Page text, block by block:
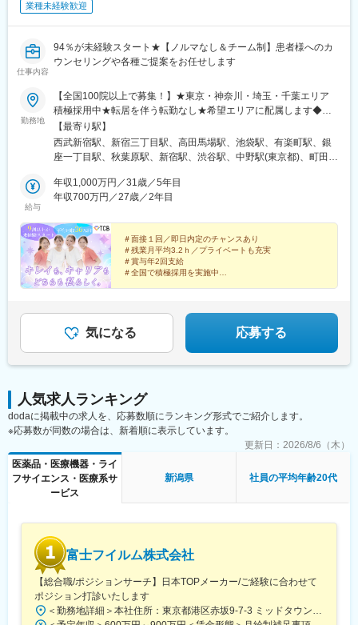
業種未経験歓迎
仕事内容
94％が未経験スタート★【ノルマなし＆チーム制】患者様へのカ
ウンセリングや各種ご提案をお任せします
勤務地
【全国100院以上で募集！】★東京・神奈川・埼玉・千葉エリア
積極採用中★転居を伴う転勤なし★希望エリアに配属します◆ク
リニック一覧＜全国100院以上展開＞【北海道・東北】旭川駅前
院、青森院、盛岡院、秋田院、山形院、仙台駅前院、福島院、郡
山院 など【関東】新宿東口院、池袋駅前院、品川院、秋葉原
横浜院、大宮東口院、水戸院、つくば院、宇都宮院、高崎院、前
橋院 など【中部】名古屋駅前院 、名古屋栄院、金山院、岐阜
院、長野院、松本院、山梨甲府駅前院 など【近畿】梅田大阪駅
前院、大阪阪急梅田駅前院、枚方院、天王寺院、堺院、なんば
院、心斎橋院、京都駅前院、奈良院、和歌山院、四日市院 など
【中四国】広島院、福山院、松山院、高松院、高知院、徳島院、
松江院、周南徳山駅ビル院 など【九州・沖縄】小倉院、佐賀
煙対策】屋内原則禁煙
【最寄り駅】
西武新宿駅、新宿三丁目駅、高田馬場駅、池袋駅、有楽町駅、銀
座一丁目駅、秋葉原駅、新宿駅、渋谷駅、中野駅(東京都)、町田
浜駅、横浜駅、川崎駅、藤沢駅、本厚木駅、大宮駅(埼玉県)、川口
駅、川越駅、南越谷駅、宇都宮駅、水戸駅、つくば駅、千葉駅、
駅、さっぽろ駅、あおば通駅、福島駅(福島県)、郡山駅(福島県)、
青森駅、盛岡駅、山形駅、秋田駅、矢場町駅、近鉄名古屋駅、金
山駅(愛知県)、豊田市駅、駅前大通駅、名鉄岐阜駅、静岡駅、新浜
松駅、三島広小路駅、長野駅、松本駅、北鉄金沢駅、新潟駅、近
鉄四日市駅、電鉄富山駅、福井駅、甲府駅、東梅田駅、大阪難波
前駅、西梅田駅、心斎橋駅、京都駅、烏丸駅、三ノ宮駅、姫路
駅、近鉄奈良駅、和歌山駅、草津駅(滋賀県)、徳山駅、立町駅、福
山駅、松江駅、片原町駅(香川県)、松山市駅、蓮池町通駅、徳島
院下駅、東池袋駅、日比谷駅、銀座駅、岩本町駅、立川駅、京王
八王子駅、高輪台駅、奥沢駅、神奈川駅、平沼橋駅、京急川崎
駅、石上駅、新越谷駅、宇都宮駅東口駅、新千葉駅、栄町駅(千葉
県)、船橋駅、札幌駅、仙台駅(地下鉄)、曽根田駅、栄駅(愛知県)、
名古屋駅、西高蔵駅、新豊田駅、新豊橋駅、岐阜駅、新静岡駅、
浜松駅、三島田町駅、市役所前駅(長野県)、金沢駅、あすなろう四
日市駅、電鉄富山駅・エスタ前駅、福井駅(福井県)、大阪梅田駅
(阪神線)、なんば駅(地下鉄)、高槻駅、梅田駅(地下鉄)、宮之阪
島県)、高松築港駅、高知橋駅、眉山ロープウェイ山麓駅、天神
駅、小倉駅(福岡県)、東比恵駅、鹿児島中央駅、水道町駅、五島町
駅、旭橋駅、西早稲田駅、末広町駅(東京都)、立川南駅、高輪ゲー
トウェイ駅、九品仏駅、新高島駅、東宿郷駅、葭川公園駅、大神
宮下駅、大通駅、仙台駅、栄町駅(愛知県)、国際センター駅、日吉
町駅、第一通り駅、三島駅、七ツ屋駅、富山駅、福井城址大名町
給与
年収1,000万円／31歳／5年目
年収700万円／27歳／2年目
＃面接１回／即日内定のチャンスあり
＃残業月平均3.2ｈ／プライベートも充実
＃賞与年2回支給
＃全国で積極採用を実施中
スよく実現できます！
気になる 応募する
人気求人ランキング
dodaに掲載中の求人を、応募数順にランキング形式でご紹介します。
※応募数が同数の場合は、新着順に表示しています。
更新日： 2026/8/6（木）
医薬品・医療機器・ライ
フサイエンス・医療系サ
ービス
新潟県 社員の平均年齢20代
富士フイルム株式会社
【総合職/ポジションサーチ】日本TOPメーカー/ご経験に合わせて
ポジション打診いたします